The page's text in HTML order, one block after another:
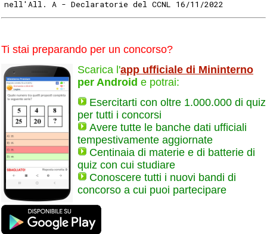
nell'All. A - Declaratorie del CCNL 16/11/2022
Ti stai preparando per un concorso?
Scarica l'app ufficiale di Mininterno
per Android e potrai:
Esercitarti con oltre 1.000.000 di quiz
per tutti i concorsi
Avere tutte le banche dati ufficiali
tempestivamente aggiornate
Centinaia di materie e di batterie di
quiz con cui studiare
Conoscere tutti i nuovi bandi di
concorso a cui puoi partecipare